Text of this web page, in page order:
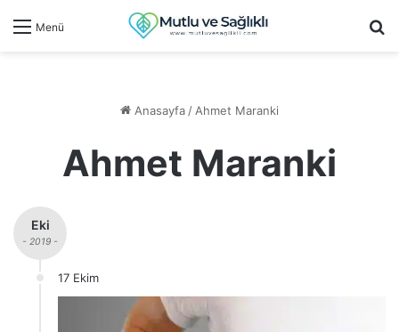
Menü
Anasayfa/Ahmet Maranki
Ahmet Maranki
Eki
- 2019 -
17 Ekim